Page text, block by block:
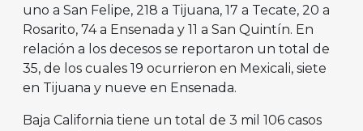
uno a San Felipe, 218 a Tijuana, 17 a Tecate, 20 a
Rosarito, 74 a Ensenada y 11 a San Quintín. En
relación a los decesos se reportaron un total de
35, de los cuales 19 ocurrieron en Mexicali, siete
en Tijuana y nueve en Ensenada.
Baja California tiene un total de 3 mil 106 casos